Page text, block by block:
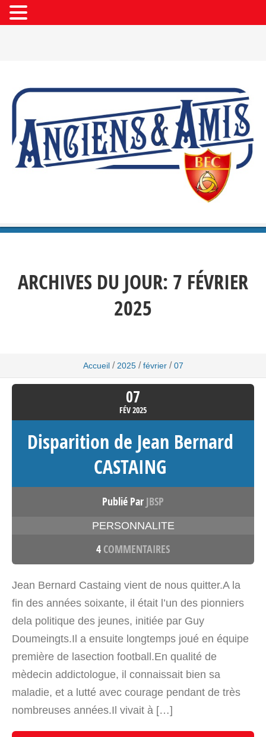
ARCHIVES DU JOUR: 7 FÉVRIER
2025
Accueil / 2025 / février / 07
07
FÉV2025
Disparition de Jean Bernard
CASTAING
Publié Par JBSP
PERSONNALITE
4 COMMENTAIRES
Jean Bernard Castaing vient de nous quitter.A la
fin des années soixante, il était l’un des pionniers
dela politique des jeunes, initiée par Guy
Doumeingts.Il a ensuite longtemps joué en équipe
première de lasection football.En qualité de
mèdecin addictologue, il connaissait bien sa
maladie, et a lutté avec courage pendant de très
nombreuses années.Il vivait à […]